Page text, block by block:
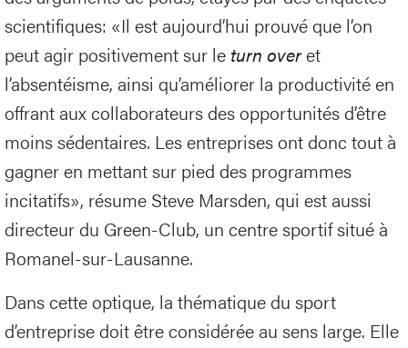
scientifiques: «Il est aujourd’hui prouvé que l’on
peut agir positivement sur le turn overet
l’absentéisme, ainsi qu’améliorer la productivité en
offrant aux collaborateurs des opportunités d’être
moins sédentaires. Les entreprises ont donc tout à
gagner en mettant sur pied des programmes
incitatifs», résume Steve Marsden, qui est aussi
directeur du Green-Club, un centre sportif situé à
Romanel-sur-Lausanne.
Dans cette optique, la thématique du sport
d’entreprise doit être considérée au sens large. Elle